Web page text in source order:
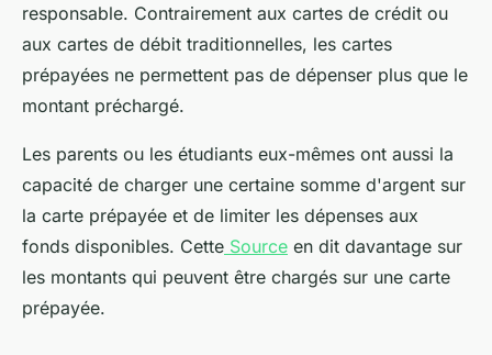
responsable. Contrairement aux cartes de crédit ou
aux cartes de débit traditionnelles, les cartes
prépayées ne permettent pas de dépenser plus que le
montant préchargé.
Les parents ou les étudiants eux-mêmes ont aussi la
capacité de charger une certaine somme d'argent sur
la carte prépayée et de limiter les dépenses aux
fonds disponibles. Cette Source en dit davantage sur
les montants qui peuvent être chargés sur une carte
prépayée.